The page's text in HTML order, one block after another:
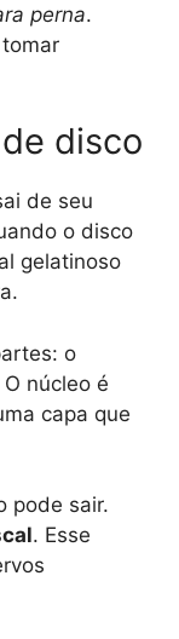
perna.
disco
de seu
o disco
gelatinoso
o
O núcleo é
capa que
pode sair.
. Esse